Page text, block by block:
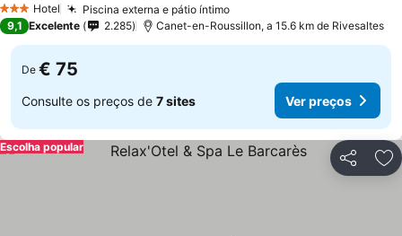
3 EstrelasHotel Piscina externa e pátio íntimo
9,1 Excelente 2.285 Canet-en-Roussillon, a 15.6 km de Rivesaltes
De € 75
Consulte os preços de 7 sites Ver preços
Partilhar
Escolha popular